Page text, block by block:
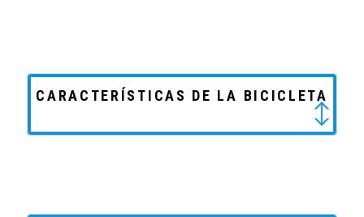
CARACTERÍSTICAS DE LA BICICLETA